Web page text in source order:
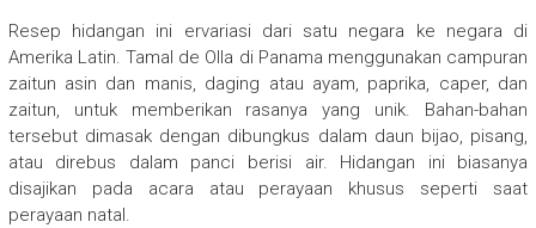
Resep hidangan ini ervariasi dari satu negara ke negara di
Amerika Latin. Tamal de Olla di Panama menggunakan campuran
zaitun asin dan manis, daging atau ayam, paprika, caper, dan
zaitun, untuk memberikan rasanya yang unik. Bahan-bahan
tersebut dimasak dengan dibungkus dalam daun bijao, pisang,
atau direbus dalam panci berisi air. Hidangan ini biasanya
disajikan pada acara atau perayaan khusus seperti saat
perayaan natal.